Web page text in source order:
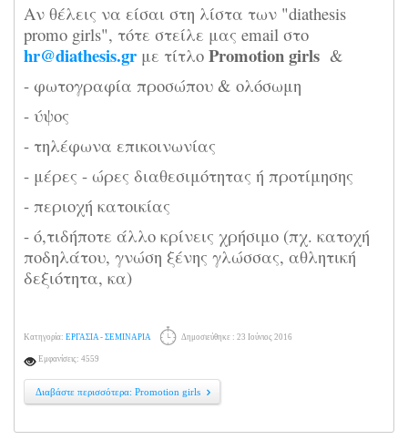
Αν θέλεις να είσαι στη λίστα των "diathesis
promo girls", τότε στείλε μας email στο
hr@diathesis.gr με τίτλο Promotion girls &
- φωτογραφία προσώπου & ολόσωμη
- ύψος
- τηλέφωνα επικοινωνίας
- μέρες - ώρες διαθεσιμότητας ή προτίμησης
- περιοχή κατοικίας
- ό,τιδήποτε άλλο κρίνεις χρήσιμο (πχ. κατοχή
ποδηλάτου, γνώση ξένης γλώσσας, αθλητική
δεξιότητα, κα)
Κατηγορία: ΕΡΓΑΣΙΑ - ΣΕΜΙΝΑΡΙΑ Δημοσιεύθηκε : 23 Ιούνιος 2016
Εμφανίσεις: 4559
Διαβάστε περισσότερα: Promotion girls